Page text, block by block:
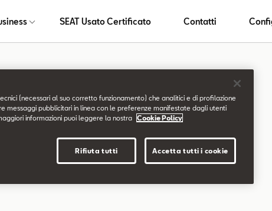
SEAT Usato Certificato Contatti
trovata.
(necessari al suo corretto funzionamento) che analitici e di profilazione
messaggi pubblicitari in linea con le preferenze manifestate dagli utenti
informazioni puoi leggere la nostra
Cookie Policy
Rifiuta tutti Accetta tutti i cookie